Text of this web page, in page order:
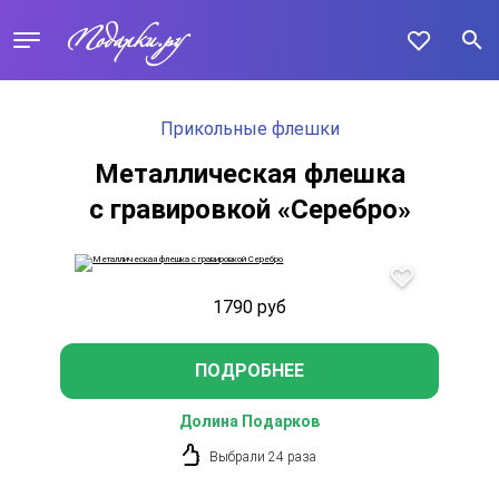
Прикольные флешки
Металлическая флешка
с гравировкой «Серебро»
1790 руб
ПОДРОБНЕЕ
Долина Подарков
Выбрали 24 раза